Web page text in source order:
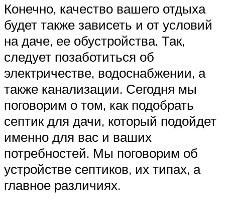
Конечно, качество вашего отдыха
будет также зависеть и от условий
на даче, ее обустройства. Так,
следует позаботиться об
электричестве, водоснабжении, а
также канализации. Сегодня мы
поговорим о том, как подобрать
септик для дачи, который подойдет
именно для вас и ваших
потребностей. Мы поговорим об
устройстве септиков, их типах, а
главное различиях.